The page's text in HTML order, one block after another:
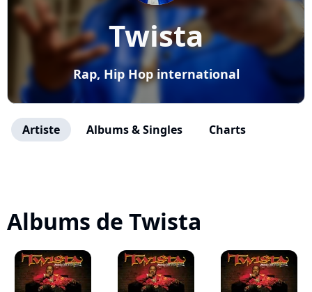
Twista
Rap, Hip Hop international
Artiste Albums & Singles Charts
Albums de Twista